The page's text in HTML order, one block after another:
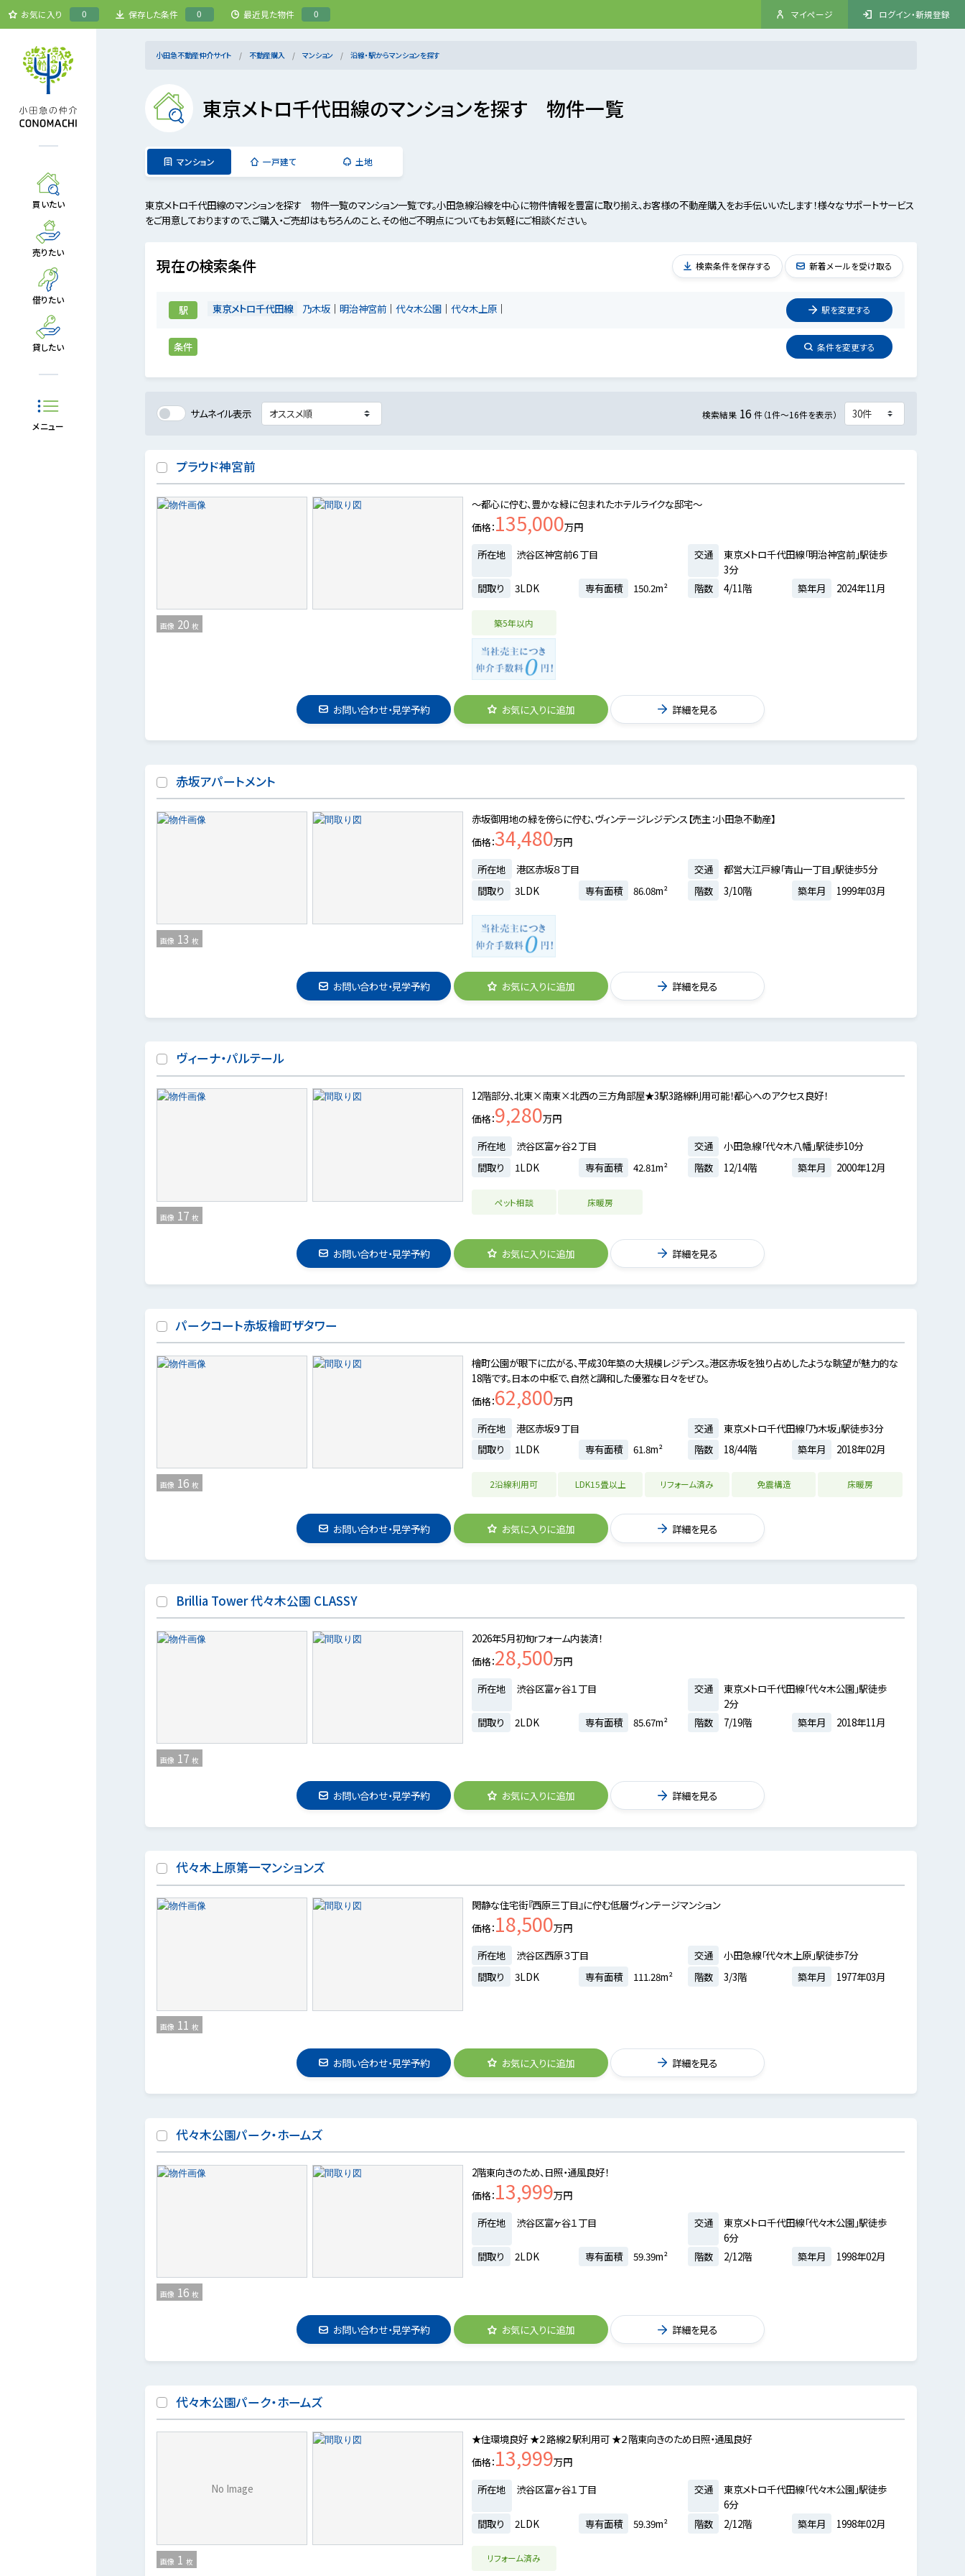
お気に入り 0 保存した条件 0 最近見た物件 0 マイページ ログイン・新規登録
買いたい
売りたい
借りたい
貸したい
メニュー
小田急不動産仲介サイト 不動産購入 マンション 沿線・駅からマンションを探す
東京メトロ千代田線のマンションを探す 物件一覧
マンション 一戸建て 土地
東京メトロ千代田線のマンションを探す 物件一覧のマンション一覧です。小田急線沿線を中心に物件情報を豊富に取り揃え、お客様の不動産購入をお手伝いいたします！様々なサポートサービス
をご用意しておりますので、ご購入・ご売却はもちろんのこと、その他ご不明点についてもお気軽にご相談ください。
現在の検索条件
駅 東京メトロ千代田線 乃木坂 明治神宮前 代々木公園 代々木上原 駅を変更する
条件 条件を変更する
検索条件を保存する 新着メールを受け取る
サムネイル表示 検索結果 16 件（1件～16件を表示）
プラウド神宮前
画像 20 枚
～都心に佇む、豊かな緑に包まれたホテルライクな邸宅～
価格 135,000万円
所在地
渋谷区神宮前６丁目 交通
東京メトロ千代田線「明治神宮前」駅徒歩
3分
間取り
3LDK 専有面積 150.2m² 階数 4/11階 築年月 2024年11月
築5年以内
お問い合わせ・見学予約 お気に入りに追加 詳細を見る
赤坂アパートメント
画像 13 枚
赤坂御用地の緑を傍らに佇む、ヴィンテージレジデンス【売主：小田急不動産】
価格 34,480万円
所在地
港区赤坂８丁目 交通
都営大江戸線「青山一丁目」駅徒歩5分
間取り
3LDK 専有面積 86.08m² 階数 3/10階 築年月 1999年03月
お問い合わせ・見学予約 お気に入りに追加 詳細を見る
ヴィーナ・パルテール
画像 17 枚
12階部分、北東×南東×北西の三方角部屋★3駅3路線利用可能！都心へのアクセス良好！
価格 9,280万円
所在地
渋谷区富ヶ谷２丁目 交通
小田急線「代々木八幡」駅徒歩10分
間取り
1LDK 専有面積 42.81m² 階数 12/14階 築年月 2000年12月
ペット相談 床暖房
お問い合わせ・見学予約 お気に入りに追加 詳細を見る
パークコート赤坂檜町ザタワー
画像 16 枚
檜町公園が眼下に広がる、平成30年築の大規模レジデンス。港区赤坂を独り占めしたような眺望が魅力的な
18階です。日本の中枢で、自然と調和した優雅な日々をぜひ。
価格 62,800万円
所在地
港区赤坂９丁目 交通
東京メトロ千代田線「乃木坂」駅徒歩3分
間取り
1LDK 専有面積 61.8m² 階数 18/44階 築年月 2018年02月
2沿線利用可 LDK15畳以上 リフォーム済み 免震構造 床暖房
お問い合わせ・見学予約 お気に入りに追加 詳細を見る
Brillia Tower 代々木公園 CLASSY
画像 17 枚
2026年5月初旬rフォーム内装済！
価格 28,500万円
所在地
渋谷区富ヶ谷１丁目 交通
東京メトロ千代田線「代々木公園」駅徒歩
2分
間取り
2LDK 専有面積 85.67m² 階数 7/19階 築年月 2018年11月
お問い合わせ・見学予約 お気に入りに追加 詳細を見る
代々木上原第一マンションズ
画像 11 枚
閑静な住宅街『西原三丁目』に佇む低層ヴィンテージマンション
価格 18,500万円
所在地
渋谷区西原３丁目 交通
小田急線「代々木上原」駅徒歩7分
間取り
3LDK 専有面積 111.28m² 階数 3/3階 築年月 1977年03月
お問い合わせ・見学予約 お気に入りに追加 詳細を見る
代々木公園パーク・ホームズ
画像 16 枚
2階東向きのため、日照・通風良好！
価格 13,999万円
所在地
渋谷区富ヶ谷１丁目 交通
東京メトロ千代田線「代々木公園」駅徒歩
6分
間取り
2LDK 専有面積 59.39m² 階数 2/12階 築年月 1998年02月
お問い合わせ・見学予約 お気に入りに追加 詳細を見る
代々木公園パーク・ホームズ
No Image
画像 1 枚
★住環境良好 ★２路線２駅利用可 ★２階東向きのため日照・通風良好
価格 13,999万円
所在地
渋谷区富ヶ谷１丁目 交通
東京メトロ千代田線「代々木公園」駅徒歩
6分
間取り
2LDK 専有面積 59.39m² 階数 2/12階 築年月 1998年02月
リフォーム済み